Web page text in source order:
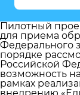
Пилотный
для приема
Федерального
порядке
Российской
возможность
рамках